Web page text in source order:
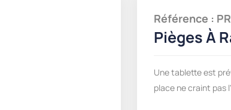
Référence :
Pièges À
Une tablette est
place ne craint pas